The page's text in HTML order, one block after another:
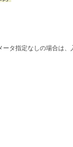
ータ指定なしの場合は